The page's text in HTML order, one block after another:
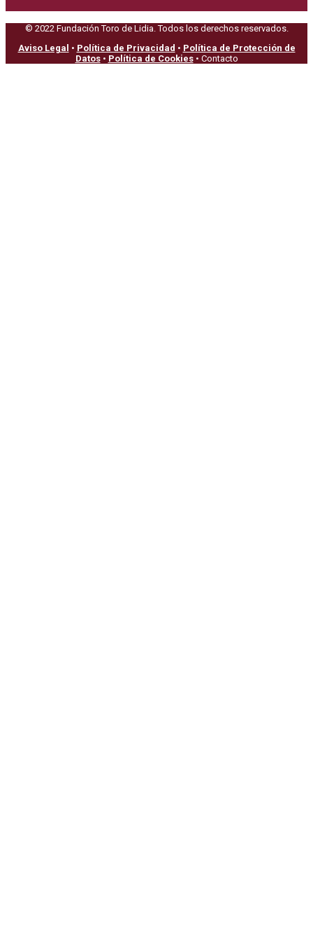
© 2022 Fundación Toro de Lidia. Todos los derechos reservados.
Aviso Legal • Política de Privacidad • Política de Protección de
Datos• Política de Cookies• Contacto